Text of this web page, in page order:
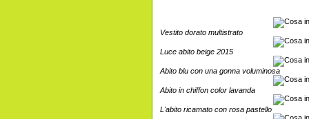
Vestito dorato multistrato
Luce abito beige 2015
Abito blu con una gonna voluminosa
Abito in chiffon color lavanda
L'abito ricamato con rosa pastello